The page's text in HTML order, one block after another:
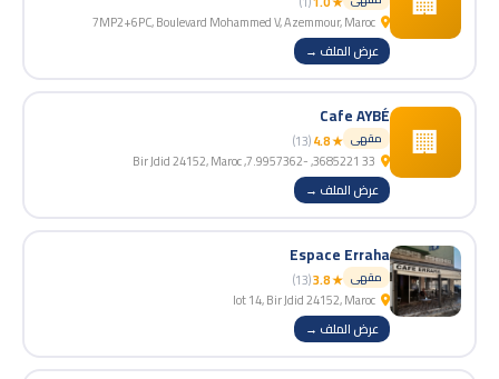
عرض الملف →
🏢
Cafe AYBÉ
مقهى ★ 4.8
(13)
عرض الملف →
Espace Erraha
مقهى ★ 3.8
(13)
عرض الملف →